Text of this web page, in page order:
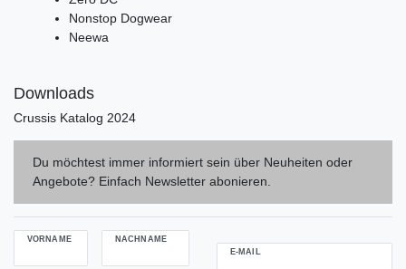
Nonstop Dogwear
Neewa
Downloads
Crussis Katalog 2024
Du möchtest immer informiert sein über Neuheiten oder
Angebote? Einfach Newsletter abonieren.
VORNAME NACHNAME
E-MAIL